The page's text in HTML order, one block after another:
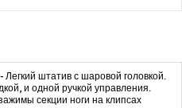
Легкий штатив с шаровой головкой.
и одной ручкой управления.
секции ноги на клипсах